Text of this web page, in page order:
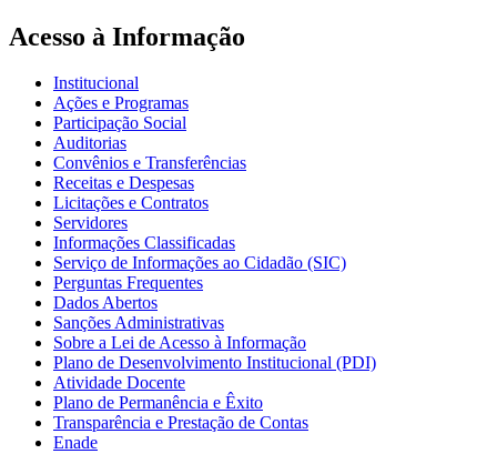
Acesso à Informação
Institucional
Ações e Programas
Participação Social
Auditorias
Convênios e Transferências
Receitas e Despesas
Licitações e Contratos
Servidores
Informações Classificadas
Serviço de Informações ao Cidadão (SIC)
Perguntas Frequentes
Dados Abertos
Sanções Administrativas
Sobre a Lei de Acesso à Informação
Plano de Desenvolvimento Institucional (PDI)
Atividade Docente
Plano de Permanência e Êxito
Transparência e Prestação de Contas
Enade